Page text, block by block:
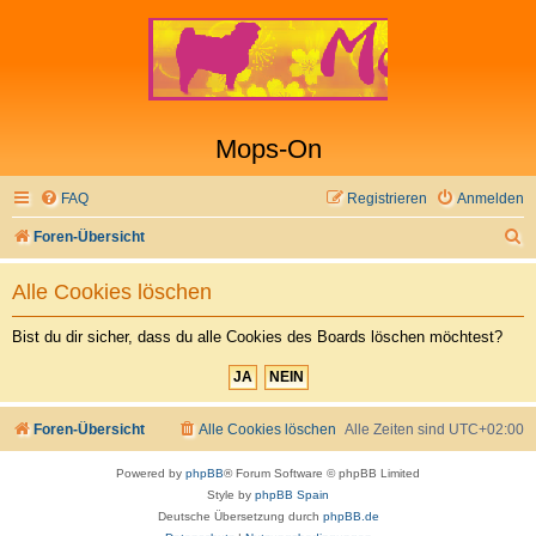
Mops-On
FAQ Anmelden
Registrieren
Foren-Übersicht
u
Alle Cookies löschen
Bist du dir sicher, dass du alle Cookies des Boards löschen möchtest?
Foren-Übersicht Alle Zeiten sind UTC+02:00
Alle Cookies löschen
Powered by phpBB® Forum Software © phpBB Limited
Style by phpBB Spain
Deutsche Übersetzung durch phpBB.de